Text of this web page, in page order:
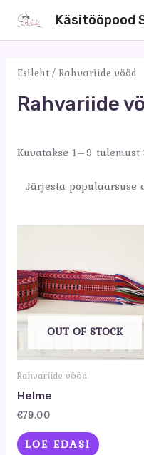
Käsitööpood
Esileht/ Rahvariide vööd
Rahvariide
Kuvatakse 1–9 tulemust
OUT OF STOCK
Rahvariide vööd
Helme
€79.00
LOE EDASI